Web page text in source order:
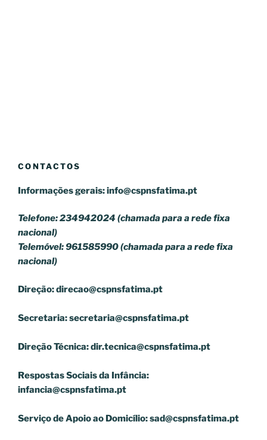
CONTACTOS
Informações gerais:info@cspnsfatima.pt
Telefone: 234942024 (chamada para a rede fixa
nacional)
Telemóvel: 961585990 (chamada para a rede fixa
nacional)
Direção:direcao@cspnsfatima.pt
Secretaria:secretaria@cspnsfatima.pt
Direção Técnica:dir.tecnica@cspnsfatima.pt
Respostas Sociais da Infância:
infancia@cspnsfatima.pt
Serviço de Apoio ao Domicílio:sad@cspnsfatima.pt